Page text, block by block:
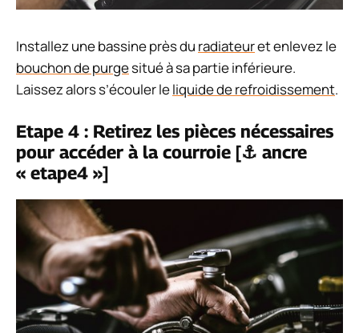
Installez une bassine près du radiateuret enlevez le
bouchon de purgesitué à sa partie inférieure.
Laissez alors s’écouler leliquide de refroidissement.
Etape 4 : Retirez les pièces nécessaires
pour accéder à la courroie [⚓ ancre
« etape4 »]